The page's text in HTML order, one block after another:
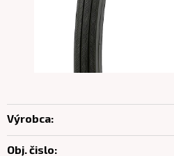
Výrobca:
Obj. čislo: